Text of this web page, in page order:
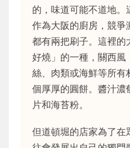
的，味道可能不道地
作為大阪的廚房，競爭
都有兩把刷子。這裡的
好燒」的一種，關西風
絲、肉類或海鮮等所有
個厚厚的圓餅。醬汁濃
片和海苔粉。
但道頓堀的店家為了在